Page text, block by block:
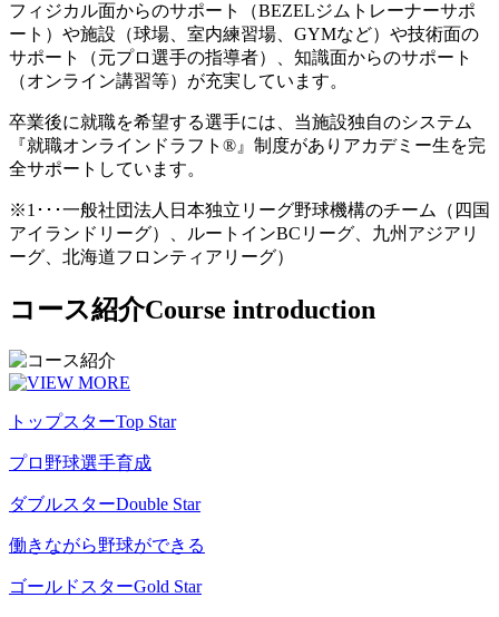
フィジカル面からのサポート（BEZELジムトレーナーサポ
ート）や施設（球場、室内練習場、GYMなど）や技術面の
サポート（元プロ選手の指導者）、知識面からのサポート
（オンライン講習等）が充実しています。
卒業後に就職を希望する選手には、当施設独自のシステム
『就職オンラインドラフト®』制度がありアカデミー生を完
全サポートしています。
※1･･･一般社団法人日本独立リーグ野球機構のチーム（四国
アイランドリーグ）、ルートインBCリーグ、九州アジアリ
ーグ、北海道フロンティアリーグ）
コース紹介Course introduction
トップスターTop Star
プロ野球選手育成
ダブルスターDouble Star
働きながら野球ができる
ゴールドスターGold Star